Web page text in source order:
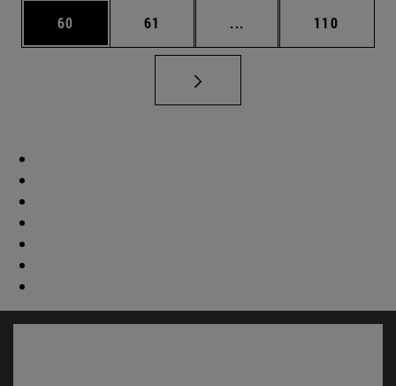
Página
60 Página
61 ... Páginas intermedias
Página
110